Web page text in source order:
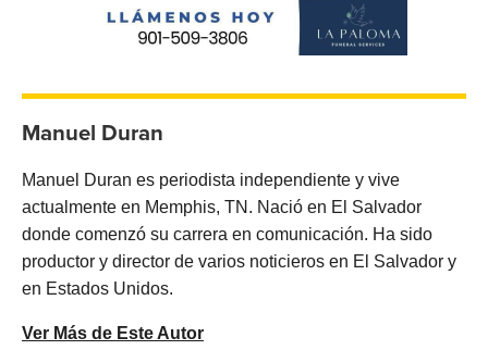
Manuel Duran
Manuel Duran es periodista independiente y vive
actualmente en Memphis, TN. Nació en El Salvador
donde comenzó su carrera en comunicación. Ha sido
productor y director de varios noticieros en El Salvador y
en Estados Unidos.
Ver Más de Este Autor